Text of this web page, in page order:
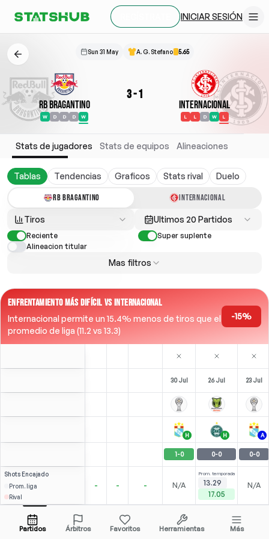
INICIAR SESIÓN
Sun 31 May A. G. Stefano 5.65
RB Bragantino
W D D D W
3-1
Internacional
L L D W L
Stats de jugadores Stats de equipos Alineaciones
Tablas Tendencias Graficos Stats rival Duelo
RB BRAGANTINO INTERNACIONAL
Tiros Ultimos 20 Partidos
Reciente
Super suplente
Alineacion titular
Mas filtros
ENFRENTAMIENTO MÁS DIFÍCIL VS INTERNACIONAL
Internacional permite un 15.4% menos de tiros que el
promedio de liga (11.2 vs 13.3)
-15%
30 Jul 26 Jul 23 Jul
H H A
1-0 0-0 0-0
Shots Encajado
Prom. liga
Rival
- - - N/A
Prom. temporada
13.29
17.05
N/A
I. Pitta
STTodas las cuotas (2)Abrir menú 2.79
84'
0)
F-31'
Partidos Árbitros Favoritos Herramientas Más